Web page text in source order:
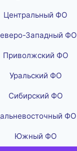
Центральный ФО
Западный ФО
Приволжский ФО
Уральский ФО
Сибирский ФО
ФО
Южный ФО